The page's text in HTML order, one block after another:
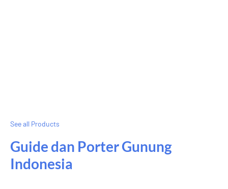
See all Products
Guide dan Porter Gunung
Indonesia